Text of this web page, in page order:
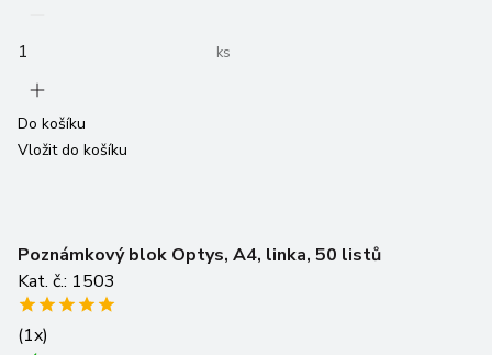
ks
Do košíku
Vložit do košíku
Poznámkový blok Optys, A4, linka, 50 listů
Kat. č.: 1503
(1x)